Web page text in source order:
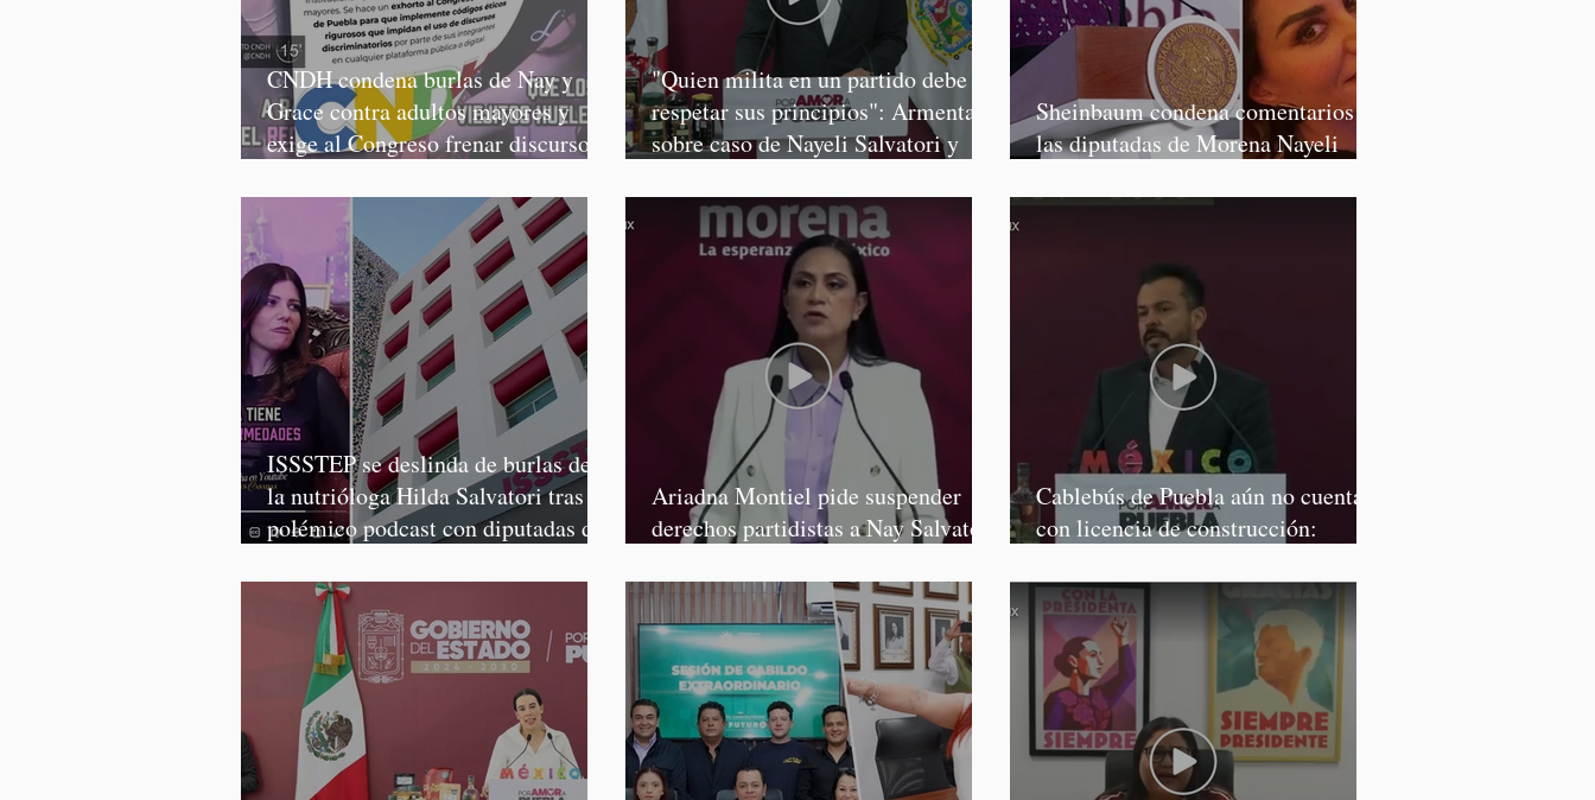
CNDH condena burlas de Nay y
Grace contra adultos mayores y
exige al Congreso frenar discursos
"Quien milita en un partido debe
respetar sus principios": Armenta,
sobre caso de Nayeli Salvatori y
Sheinbaum condena comentarios de
las diputadas de Morena Nayeli
ISSSTEP se deslinda de burlas de
la nutrióloga Hilda Salvatori tras
polémico podcast con diputadas de
Ariadna Montiel pide suspender
derechos partidistas a Nay Salvatori
Cablebús de Puebla aún no cuenta
con licencia de construcción: